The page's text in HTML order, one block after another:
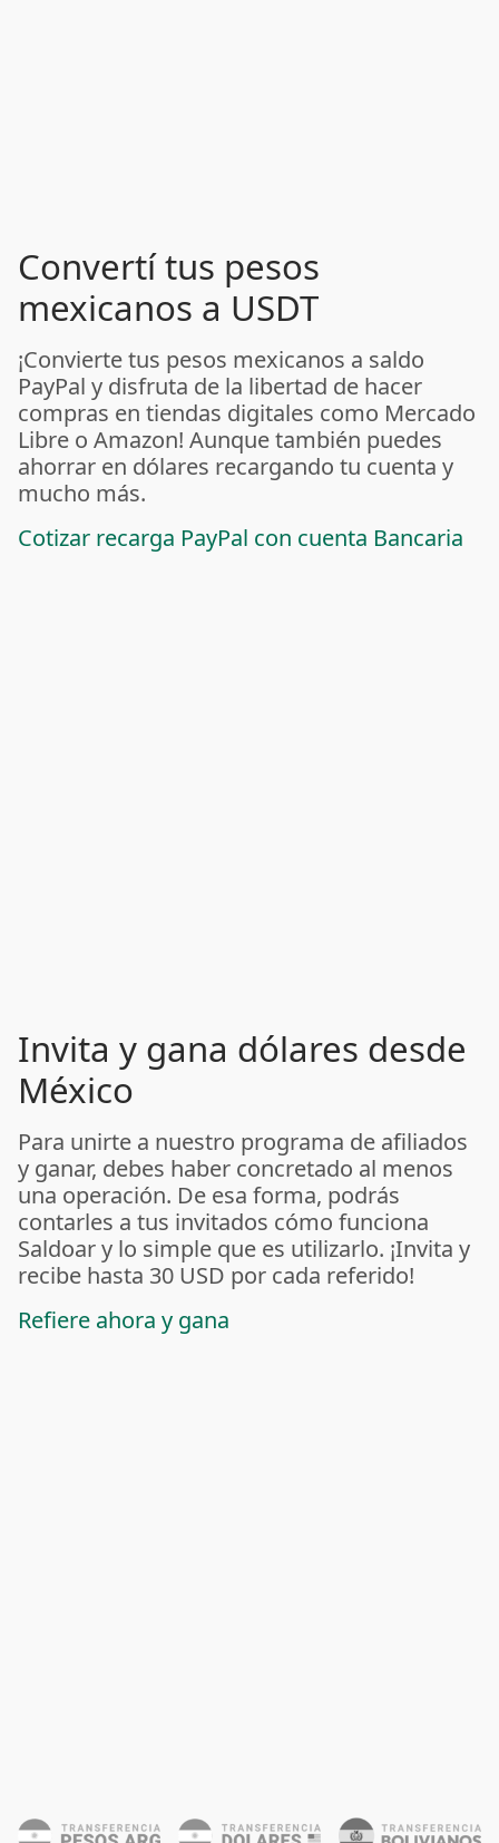
Convertí tus pesos
mexicanos a USDT
¡Convierte tus pesos mexicanos a saldo
PayPal y disfruta de la libertad de hacer
compras en tiendas digitales como Mercado
Libre o Amazon! Aunque también puedes
ahorrar en dólares recargando tu cuenta y
mucho más.
Cotizar recarga PayPal con cuenta Bancaria
Invita y gana dólares desde
México
Para unirte a nuestro programa de afiliados
y ganar, debes haber concretado al menos
una operación. De esa forma, podrás
contarles a tus invitados cómo funciona
Saldoar y lo simple que es utilizarlo. ¡Invita y
recibe hasta 30 USD por cada referido!
Refiere ahora y gana